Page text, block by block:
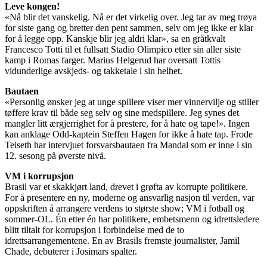
Leve kongen!
«Nå blir det vanskelig. Nå er det virkelig over. Jeg tar av meg trøya
for siste gang og bretter den pent sammen, selv om jeg ikke er klar
for å legge opp. Kanskje blir jeg aldri klar», sa en gråtkvalt
Francesco Totti til et fullsatt Stadio Olimpico etter sin aller siste
kamp i Romas farger. Marius Helgerud har oversatt Tottis
vidunderlige avskjeds- og takketale i sin helhet.
Bautaen
«Personlig ønsker jeg at unge spillere viser mer vinnervilje og stiller
tøffere krav til både seg selv og sine medspillere. Jeg synes det
mangler litt ærgjerrighet for å prestere, for å hate og tape!». Ingen
kan anklage Odd-kaptein Steffen Hagen for ikke å hate tap. Frode
Teiseth har intervjuet forsvarsbautaen fra Mandal som er inne i sin
12. sesong på øverste nivå.
VM i korrupsjon
Brasil var et skakkjørt land, drevet i grøfta av korrupte politikere.
For å presentere en ny, moderne og ansvarlig nasjon til verden, var
oppskriften å arrangere verdens to største show; VM i fotball og
sommer-OL. Én etter én har politikere, embetsmenn og idrettsledere
blitt tiltalt for korrupsjon i forbindelse med de to
idrettsarrangementene. En av Brasils fremste journalister, Jamil
Chade, debuterer i Josimars spalter.